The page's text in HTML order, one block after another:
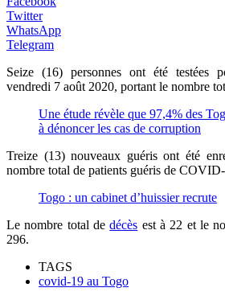
Twitter
WhatsApp
Telegram
Seize (16) personnes ont été testées
vendredi 7 août 2020, portant le nombre
Une étude révèle que 97,4% des
à dénoncer les cas de corruption
Treize (13) nouveaux guéris ont été
nombre total de patients guéris de
Togo : un cabinet d’huissier recrute
Le nombre total dedécès est à 22 et le
296.
TAGS
covid-19 au Togo